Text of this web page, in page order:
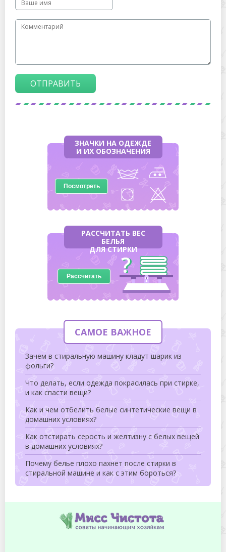
ОТПРАВИТЬ
ЗНАЧКИ НА ОДЕЖДЕ
И ИХ ОБОЗНАЧЕНИЯ
Посмотреть
РАССЧИТАТЬ ВЕС
БЕЛЬЯ
ДЛЯ СТИРКИ
Рассчитать
САМОЕ ВАЖНОЕ
Зачем в стиральную машину кладут шарик из
фольги?
Что делать, если одежда покрасилась при стирке,
и как спасти вещи?
Как и чем отбелить белые синтетические вещи в
домашних условиях?
Как отстирать серость и желтизну с белых вещей
в домашних условиях?
Почему белье плохо пахнет после стирки в
стиральной машине и как с этим бороться?